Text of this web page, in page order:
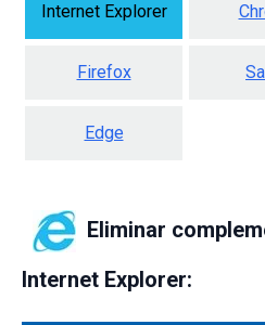
Internet Explorer
Firefox
Edge
Eliminar
lnternet Explorer: